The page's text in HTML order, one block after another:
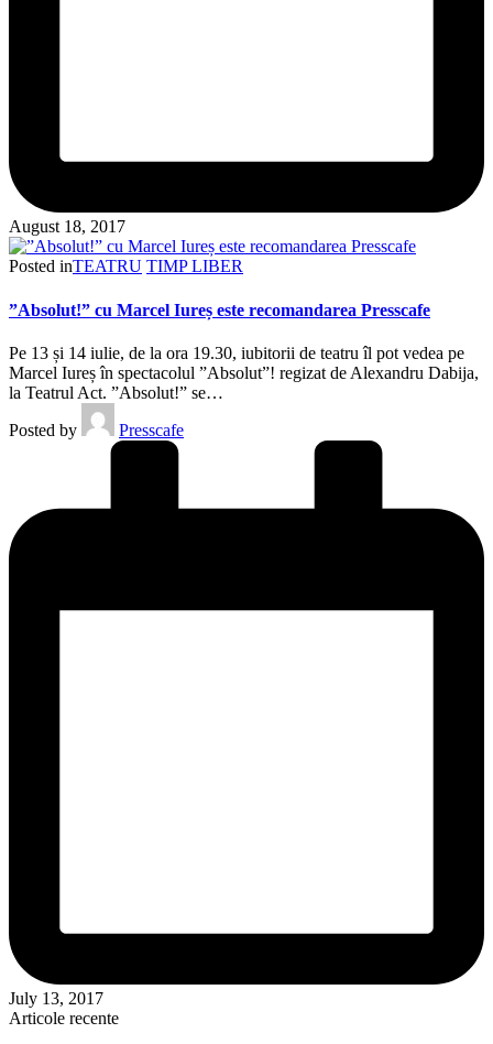
August 18, 2017
Posted inTEATRU TIMP LIBER
”Absolut!” cu Marcel Iureș este recomandarea Presscafe
Pe 13 și 14 iulie, de la ora 19.30, iubitorii de teatru îl pot vedea pe
Marcel Iureș în spectacolul ”Absolut”! regizat de Alexandru Dabija,
la Teatrul Act. ”Absolut!” se…
Posted by
Presscafe
July 13, 2017
Articole recente